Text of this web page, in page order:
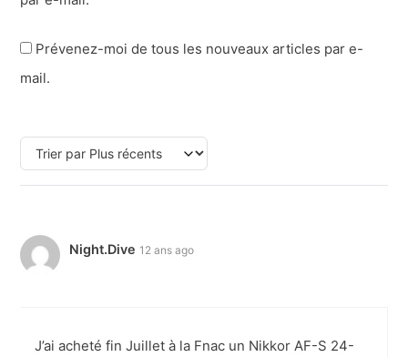
Prévenez-moi de tous les nouveaux articles par e-
mail.
Night.Dive 12 ans ago
J’ai acheté fin Juillet à la Fnac un Nikkor AF-S 24-